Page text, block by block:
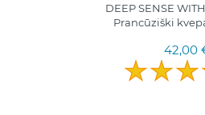
DEEP SENSE
Prancūziški
42,00